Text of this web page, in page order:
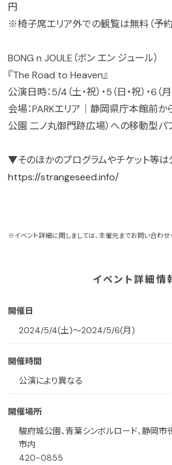
円
※椅子席エリア外での観覧は無料（予約
BONG n JOULE（ボン エン ジュール）
『The Road to Heaven』
公演日時：5/4（土・祝）・5（日・祝）・6
会場：PARKエリア｜静岡県庁本館前か
公園 二ノ丸御門跡広場）への移動型パ
▼そのほかのプログラムやチケット等
https://strangeseed.info/
※イベント詳細に関しましては、主催元までお問い合わせ
イベント詳細情
開催日
2024/5/4(土)〜2024/5/6(月)
開催時間
公演により異なる
開催場所
駿府城公園、青葉シンボルロード、静岡市
市内
420-0855